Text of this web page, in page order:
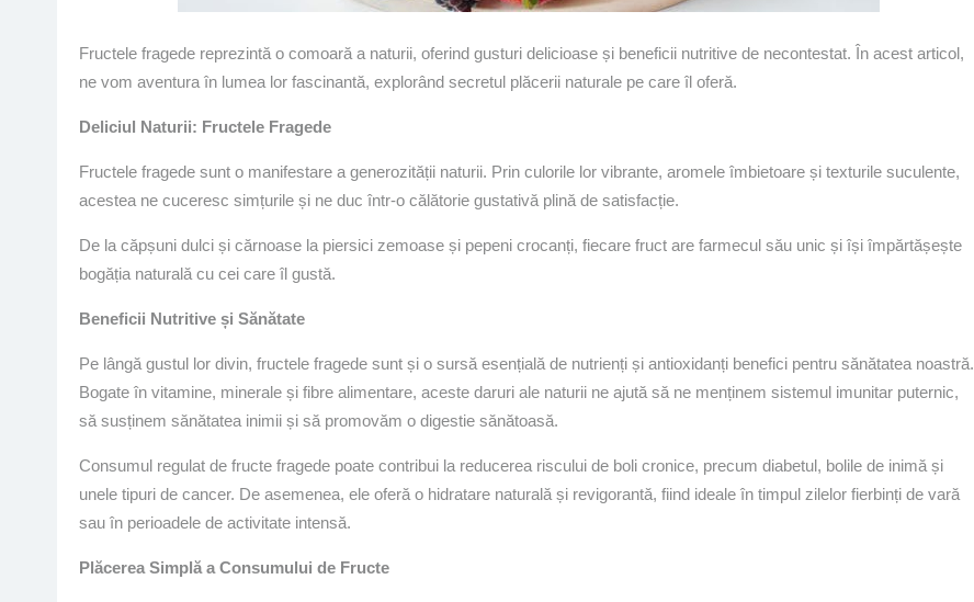
Fructele fragede reprezintă o comoară a naturii, oferind gusturi delicioase și beneficii nutritive de necontestat. În acest articol,
ne vom aventura în lumea lor fascinantă, explorând secretul plăcerii naturale pe care îl oferă.
Deliciul Naturii: Fructele Fragede
Fructele fragede sunt o manifestare a generozității naturii. Prin culorile lor vibrante, aromele îmbietoare și texturile suculente,
acestea ne cuceresc simțurile și ne duc într-o călătorie gustativă plină de satisfacție.
De la căpșuni dulci și cărnoase la piersici zemoase și pepeni crocanți, fiecare fruct are farmecul său unic și își împărtășește
bogăția naturală cu cei care îl gustă.
Beneficii Nutritive și Sănătate
Pe lângă gustul lor divin, fructele fragede sunt și o sursă esențială de nutrienți și antioxidanți benefici pentru sănătatea noastră.
Bogate în vitamine, minerale și fibre alimentare, aceste daruri ale naturii ne ajută să ne menținem sistemul imunitar puternic,
să susținem sănătatea inimii și să promovăm o digestie sănătoasă.
Consumul regulat de fructe fragede poate contribui la reducerea riscului de boli cronice, precum diabetul, bolile de inimă și
unele tipuri de cancer. De asemenea, ele oferă o hidratare naturală și revigorantă, fiind ideale în timpul zilelor fierbinți de vară
sau în perioadele de activitate intensă.
Plăcerea Simplă a Consumului de Fructe